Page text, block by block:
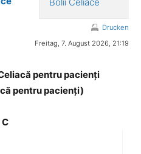
Drucken
Freitag, 7. August 2026, 21:19
pentru pacienți
pentru pacienți)
C